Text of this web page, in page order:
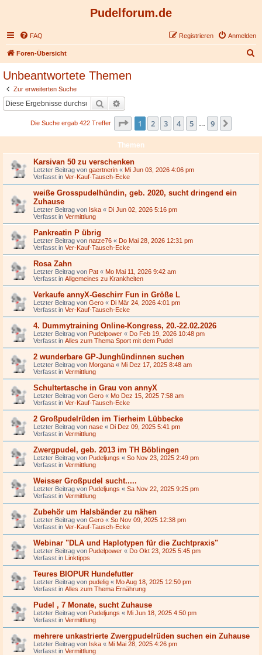
Pudelforum.de
FAQ Anmelden
Registrieren
Foren-Übersicht
Unbeantwortete Themen
Zur erweiterten Suche
Suche
Die Suche ergab 422 Treffer Seite 1von
1 2 3 4 5 9
Themen
Karsivan 50 zu verschenken
Letzter Beitrag von gaertnerin « Mi Jun 03, 2026 4:06 pm
Verfasst in Ver-Kauf-Tausch-Ecke
weiße Grosspudelhündin, geb. 2020, sucht dringend ein
Zuhause
Letzter Beitrag von Iska « Di Jun 02, 2026 5:16 pm
Verfasst in Vermittlung
Pankreatin P übrig
Letzter Beitrag von natze76 « Do Mai 28, 2026 12:31 pm
Verfasst in Ver-Kauf-Tausch-Ecke
Rosa Zahn
Letzter Beitrag von Pat « Mo Mai 11, 2026 9:42 am
Verfasst in Allgemeines zu Krankheiten
Verkaufe annyX-Geschirr Fun in Größe L
Letzter Beitrag von Gero « Di Mär 24, 2026 4:01 pm
Verfasst in Ver-Kauf-Tausch-Ecke
4. Dummytraining Online-Kongress, 20.-22.02.2026
Letzter Beitrag von Pudelpower « Do Feb 19, 2026 10:48 pm
Verfasst in Alles zum Thema Sport mit dem Pudel
2 wunderbare GP-Junghündinnen suchen
Letzter Beitrag von Morgana « Mi Dez 17, 2025 8:48 am
Verfasst in Vermittlung
Schultertasche in Grau von annyX
Letzter Beitrag von Gero « Mo Dez 15, 2025 7:58 am
Verfasst in Ver-Kauf-Tausch-Ecke
2 Großpudelrüden im Tierheim Lübbecke
Letzter Beitrag von nase « Di Dez 09, 2025 5:41 pm
Verfasst in Vermittlung
Zwergpudel, geb. 2013 im TH Böblingen
Letzter Beitrag von Pudeljungs « So Nov 23, 2025 2:49 pm
Verfasst in Vermittlung
Weisser Großpudel sucht.....
Letzter Beitrag von Pudeljungs « Sa Nov 22, 2025 9:25 pm
Verfasst in Vermittlung
Zubehör um Halsbänder zu nähen
Letzter Beitrag von Gero « So Nov 09, 2025 12:38 pm
Verfasst in Ver-Kauf-Tausch-Ecke
Webinar "DLA und Haplotypen für die Zuchtpraxis"
Letzter Beitrag von Pudelpower « Do Okt 23, 2025 5:45 pm
Verfasst in Linktipps
Teures BIOPUR Hundefutter
Letzter Beitrag von pudelig « Mo Aug 18, 2025 12:50 pm
Verfasst in Alles zum Thema Ernährung
Pudel , 7 Monate, sucht Zuhause
Letzter Beitrag von Pudeljungs « Mi Jun 18, 2025 4:50 pm
Verfasst in Vermittlung
mehrere unkastrierte Zwergpudelrüden suchen ein Zuhause
Letzter Beitrag von Iska « Mi Mai 28, 2025 4:26 pm
Verfasst in Vermittlung